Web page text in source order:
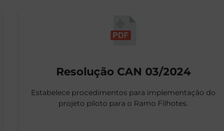
Resolução CAN 03/2024
Estabelece procedimentos para implementação do
projeto piloto para o Ramo Filhotes.